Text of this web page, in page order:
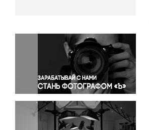
Окружающая среда
Политика
Правосудие
Происшествия и конфликты
Религия
Светская жизнь
Спорт
Экология